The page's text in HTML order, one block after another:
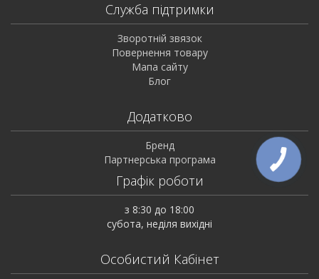
Служба підтримки
Зворотній звязок
Повернення товару
Мапа сайту
Блог
Додатково
Бренд
Партнерська програма
Графік роботи
з 8:30 до 18:00
субота, неділя вихідні
Особистий Кабінет